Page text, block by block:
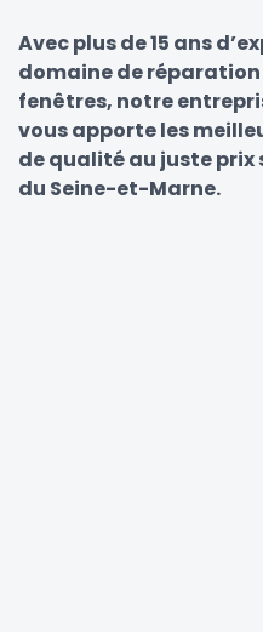
Avec plus de 15 ans
domaine de
fenêtres, notre
vous apporte les
de qualité au juste prix
du Seine-et-Marne.